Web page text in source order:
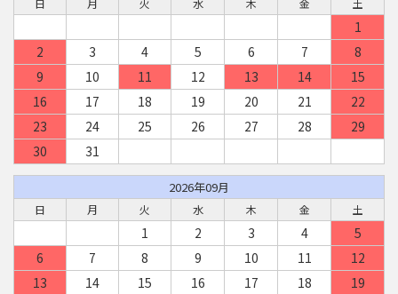
日 月 火 水 木 金 土
1
2
3 4 5 6 7
8
9
10 11 12 13 14
15
16
17 18 19 20 21
22
23
24 25 26 27 28
29
30
31
2026年09月
日 月 火 水 木 金 土
1 2 3 4
5
6
7 8 9 10 11
12
13
14 15 16 17 18
19